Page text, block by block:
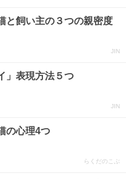
と飼い主の３つの親密度
JIN
」表現方法５つ
JIN
の心理4つ
らくだのこぶ